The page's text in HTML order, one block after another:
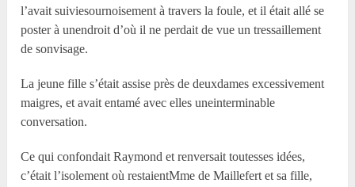
l’avait suiviesournoisement à travers la foule, et il était allé se
poster à unendroit d’où il ne perdait de vue un tressaillement
de sonvisage.
La jeune fille s’était assise près de deuxdames excessivement
maigres, et avait entamé avec elles uneinterminable
conversation.
Ce qui confondait Raymond et renversait toutesses idées,
c’était l’isolement où restaientMme de Maillefert et sa fille,